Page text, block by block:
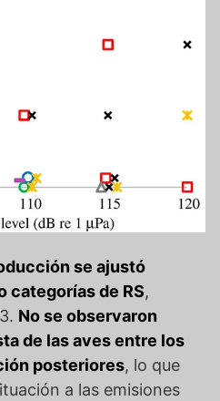
se ajustó
categorías de RS,
No se observaron
de las aves entre los
posteriores, lo que
a las emisiones